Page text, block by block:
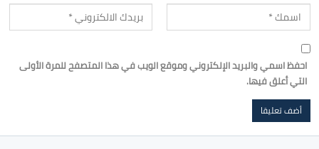
احفظ اسمي والبريد الإلكتروني وموقع الويب في هذا المتصفح للمرة الأولى
التي أعلق فيها.